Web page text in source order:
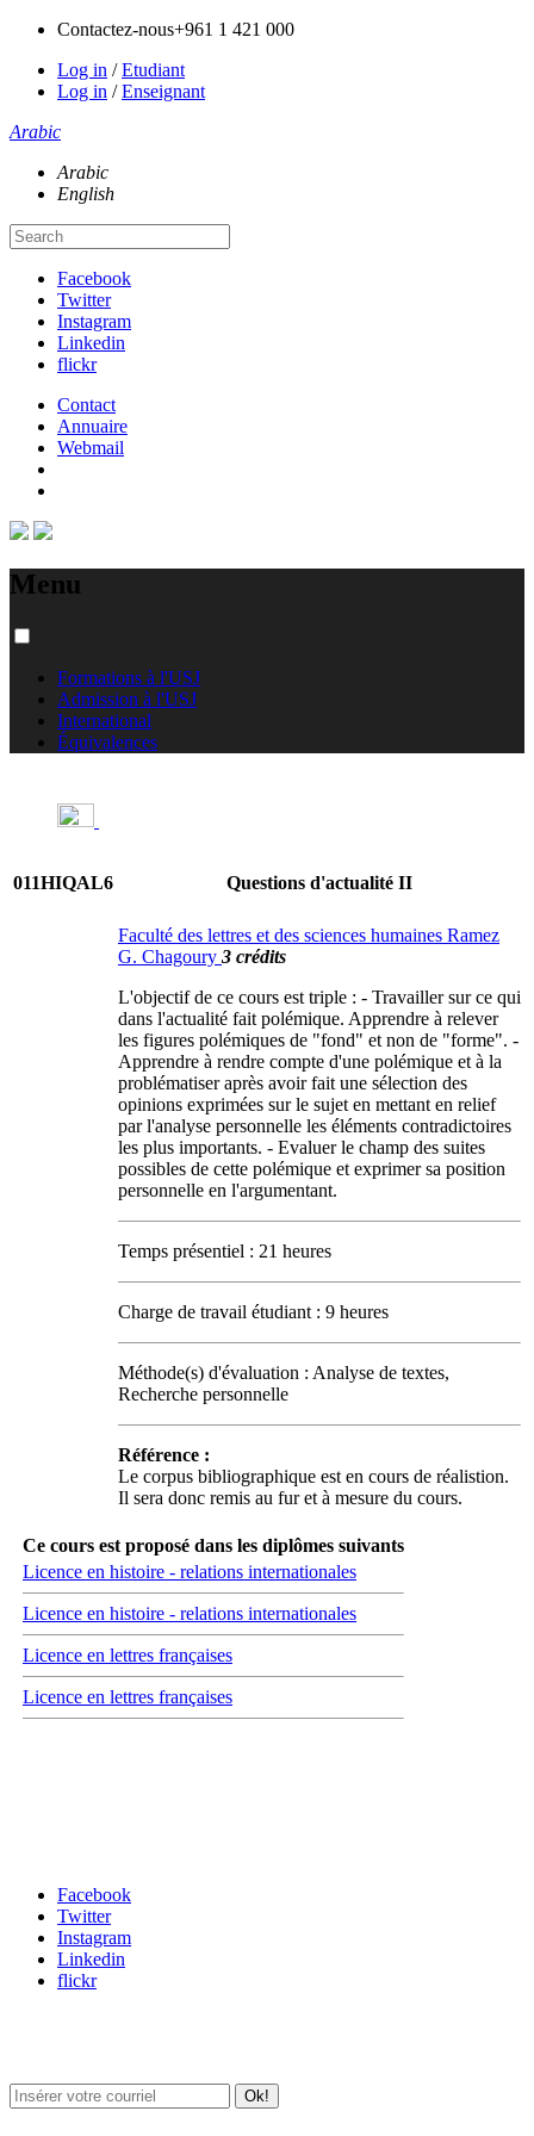
Contactez-nous+961 1 421 000
Log in /Etudiant
Log in /Enseignant
Arabic
Arabic
English
Facebook
Twitter
Instagram
Linkedin
flickr
Contact
Annuaire
Webmail
Menu
Formations à l'USJ
Admission à l'USJ
International
Équivalences
011HIQAL6 Questions d'actualité II
Faculté des lettres et des sciences humaines Ramez
G. Chagoury 3 crédits
L'objectif de ce cours est triple : - Travailler sur ce qui
dans l'actualité fait polémique. Apprendre à relever
les figures polémiques de "fond" et non de "forme". -
Apprendre à rendre compte d'une polémique et à la
problématiser après avoir fait une sélection des
opinions exprimées sur le sujet en mettant en relief
par l'analyse personnelle les éléments contradictoires
les plus importants. - Evaluer le champ des suites
possibles de cette polémique et exprimer sa position
personnelle en l'argumentant.
Temps présentiel : 21 heures
Charge de travail étudiant : 9 heures
Méthode(s) d'évaluation : Analyse de textes,
Recherche personnelle
Référence :
Le corpus bibliographique est en cours de réalistion.
Il sera donc remis au fur et à mesure du cours.
Ce cours est proposé dans les diplômes suivants
Licence en histoire - relations internationales
Licence en histoire - relations internationales
Licence en lettres françaises
Licence en lettres françaises
Facebook
Twitter
Instagram
Linkedin
flickr